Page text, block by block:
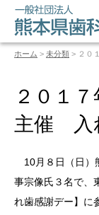
ホーム > 未分類 > ２０
２０１
主催 入
10月８日（日）
事宗像氏３名で、
れ歯感謝デー】に